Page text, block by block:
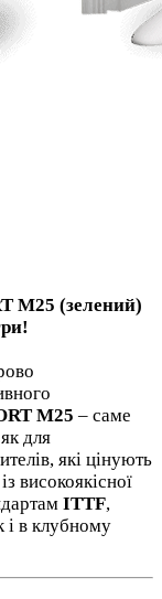
M25 (зелений)
M25 – саме
для
які цінують
високоякісної
ITTF,
і в клубному